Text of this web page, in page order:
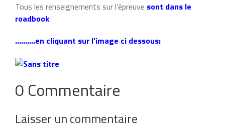
Tous les renseignements sur l’épreuve sont dans le
roadbook
……….en cliquant sur l’image ci dessous:
0 Commentaire
Laisser un commentaire